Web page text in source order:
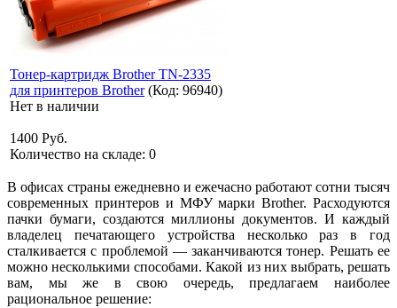
Тонер-картридж Brother TN-2335
для принтеров Brother (Код: 96940)
Нет в наличии
1400 Руб.
Количество на складе: 0
В офисах страны ежедневно и ежечасно работают сотни тысяч
современных принтеров и МФУ марки Brother. Расходуются
пачки бумаги, создаются миллионы документов. И каждый
владелец печатающего устройства несколько раз в год
сталкивается с проблемой — заканчиваются тонер. Решать ее
можно несколькими способами. Какой из них выбрать, решать
вам, мы же в свою очередь, предлагаем наиболее
рациональное решение: